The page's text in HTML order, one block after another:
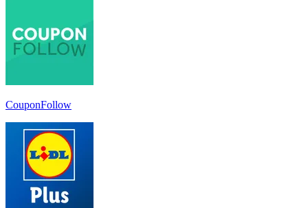
CouponFollow